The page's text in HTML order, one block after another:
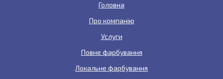
Головна
Про компанію
Услуги
Повне фарбування
Локальне фарбування